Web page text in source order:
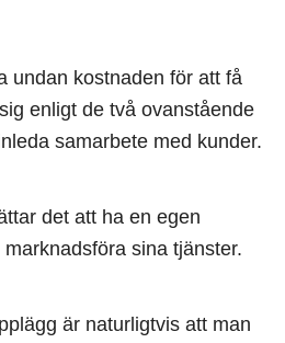
undan kostnaden för att få
enligt de två ovanstående
samarbete med kunder.
det att ha en egen
sina tjänster.
är naturligtvis att man